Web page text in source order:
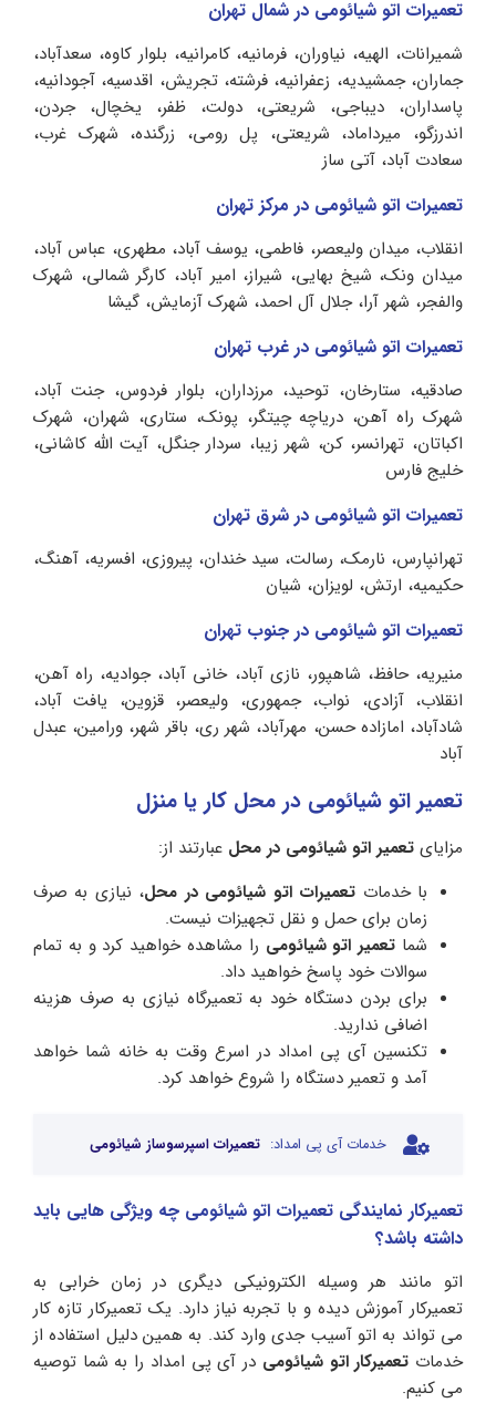
تعمیرات اتو شیائومی در شمال تهران
شمیرانات، الهیه، نیاوران، فرمانیه، کامرانیه، بلوار کاوه، سعدآباد،
جماران، جمشیدیه، زعفرانیه، فرشته، تجریش، اقدسیه، آجودانیه،
پاسداران، دیباجی، شریعتی، دولت، ظفر، یخچال، جردن،
اندرزگو، میرداماد، شریعتی، پل رومی، زرگنده، شهرک غرب،
سعادت آباد، آتی ساز
تعمیرات اتو شیائومی در مرکز تهران
انقلاب، میدان ولیعصر، فاطمی، یوسف آباد، مطهری، عباس آباد،
میدان ونک، شیخ بهایی، شیراز، امیر آباد، کارگر شمالی، شهرک
والفجر، شهر آرا، جلال آل احمد، شهرک آزمایش، گیشا
تعمیرات اتو شیائومی در غرب تهران
صادقیه، ستارخان، توحید، مرزداران، بلوار فردوس، جنت آباد،
شهرک راه آهن، دریاچه چیتگر، پونک، ستاری، شهران، شهرک
اکباتان، تهرانسر، کن، شهر زیبا، سردار جنگل، آیت الله کاشانی،
خلیج فارس
تعمیرات اتو شیائومی در شرق تهران
تهرانپارس، نارمک، رسالت، سید خندان، پیروزی، افسریه، آهنگ،
حکیمیه، ارتش، لویزان، شیان
تعمیرات اتو شیائومی در جنوب تهران
منیریه، حافظ، شاهپور، نازی آباد، خانی آباد، جوادیه، راه آهن،
انقلاب، آزادی، نواب، جمهوری، ولیعصر، قزوین، یافت آباد،
شادآباد، امازاده حسن، مهرآباد، شهر ری، باقر شهر، ورامین، عبدل
آباد
تعمیر اتو شیائومی در محل کار یا منزل
مزایای تعمیر اتو شیائومی در محل عبارتند از:
با خدمات تعمیرات اتو شیائومی در محل، نیازی به صرف
زمان برای حمل و نقل تجهیزات نیست.
شما تعمیر اتو شیائومی را مشاهده خواهید کرد و به تمام
سوالات خود پاسخ خواهید داد.
برای بردن دستگاه خود به تعمیرگاه نیازی به صرف هزینه
اضافی ندارید.
تکنسین آی پی امداد در اسرع وقت به خانه شما خواهد
آمد و تعمیر دستگاه را شروع خواهد کرد.
خدمات آی پی امداد: تعمیرات اسپرسوساز شیائومی
تعمیرکار نمایندگی تعمیرات اتو شیائومی چه ویژگی هایی باید
داشته باشد؟
اتو مانند هر وسیله الکترونیکی دیگری در زمان خرابی به
تعمیرکار آموزش دیده و با تجربه نیاز دارد. یک تعمیرکار تازه کار
می تواند به اتو آسیب جدی وارد کند. به همین دلیل استفاده از
خدمات تعمیرکار اتو شیائومی در آی پی امداد را به شما توصیه
می کنیم.